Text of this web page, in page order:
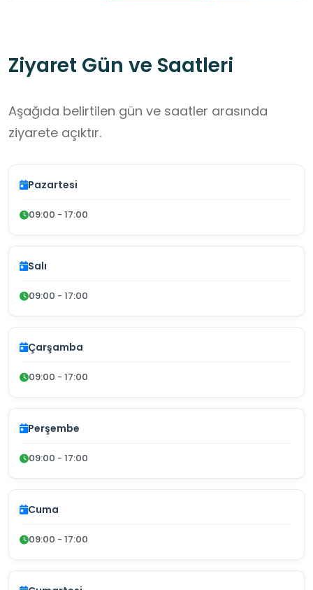
Ziyaret Gün ve Saatleri
Aşağıda belirtilen gün ve saatler arasında
ziyarete açıktır.
Pazartesi
09:00 - 17:00
Salı
09:00 - 17:00
Çarşamba
09:00 - 17:00
Perşembe
09:00 - 17:00
Cuma
09:00 - 17:00